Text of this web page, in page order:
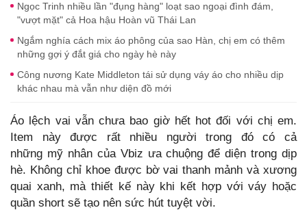
Ngọc Trinh nhiều lần "đụng hàng" loạt sao ngoại đình đám,
"vượt mặt" cả Hoa hậu Hoàn vũ Thái Lan
Ngắm nghía cách mix áo phông của sao Hàn, chị em có thêm
những gợi ý đắt giá cho ngày hè này
Công nương Kate Middleton tái sử dụng váy áo cho nhiều dịp
khác nhau mà vẫn như diện đồ mới
Áo lệch vai vẫn chưa bao giờ hết hot đối với chị em.
Item này được rất nhiều người trong đó có cả
những mỹ nhân của Vbiz ưa chuộng để diện trong dịp
hè. Không chỉ khoe được bờ vai thanh mảnh và xương
quai xanh, mà thiết kế này khi kết hợp với váy hoặc
quần short sẽ tạo nên sức hút tuyệt vời.